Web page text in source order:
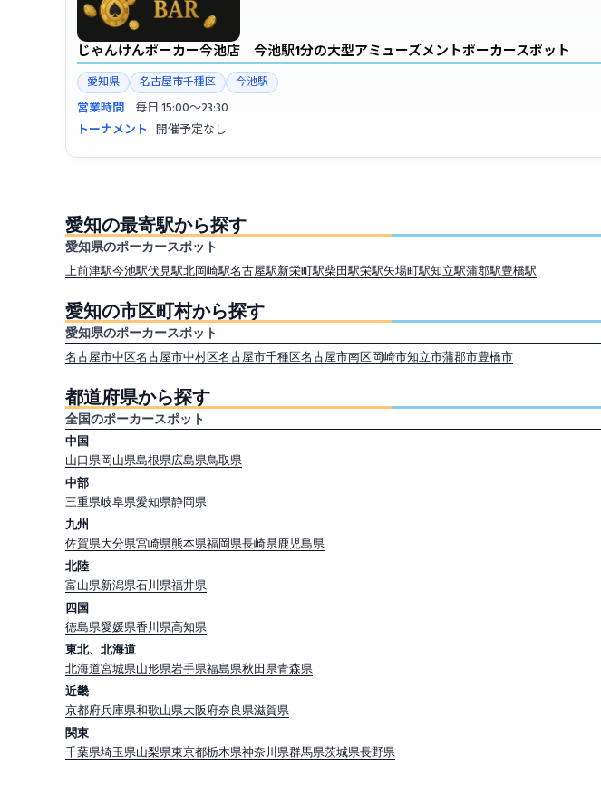
じゃんけんポーカー今池店｜今池駅1分の大型アミューズメントポーカースポット
愛知県 名古屋市千種区 今池駅
営業時間
毎日 15:00〜23:30
トーナメント 開催予定なし
愛知の最寄駅から探す
愛知県のポーカースポット
上前津駅今池駅伏見駅北岡崎駅名古屋駅新栄町駅柴田駅栄駅矢場町駅知立駅蒲郡駅豊橋駅
愛知の市区町村から探す
愛知県のポーカースポット
名古屋市中区名古屋市中村区名古屋市千種区名古屋市南区岡崎市知立市蒲郡市豊橋市
都道府県から探す
全国のポーカースポット
中国
山口県岡山県島根県広島県鳥取県
中部
三重県岐阜県愛知県静岡県
九州
佐賀県大分県宮崎県熊本県福岡県長崎県鹿児島県
北陸
富山県新潟県石川県福井県
四国
徳島県愛媛県香川県高知県
東北、北海道
北海道宮城県山形県岩手県福島県秋田県青森県
近畿
京都府兵庫県和歌山県大阪府奈良県滋賀県
関東
千葉県埼玉県山梨県東京都栃木県神奈川県群馬県茨城県長野県